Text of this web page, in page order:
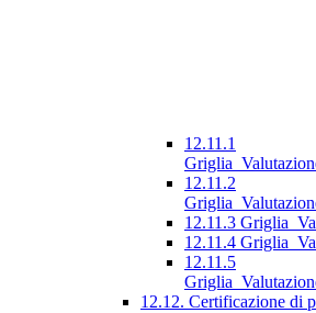
12.11.1
12.11.2
12.11.3
12.11.4
12.11.5
12.12. Certificazione di